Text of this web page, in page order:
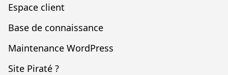
Espace client
Base de connaissance
Maintenance WordPress
Site Piraté ?